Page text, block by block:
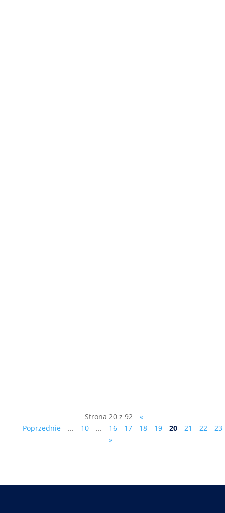
Strona 20 z 92
«
Poprzednie
... 10 ... 16 17 18 19 20 21 22
23
»